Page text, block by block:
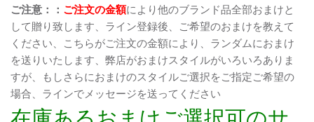
ご注意：： ご注文の金額により他のブランド品全部おまけと
して贈り致します、ライン登録後、ご希望のおまけを教えて
ください、こちらがご注文の金額により、ランダムにおまけ
を送りいたします、弊店がおまけスタイルがいろいろありま
すが、もしさらにおまけのスタイルご選択をご指定ご希望の
場合、ラインでメッセージを送ってください